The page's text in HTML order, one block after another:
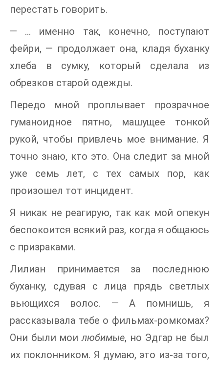
перестать говорить.
— … именно так, конечно, поступают
фейри, — продолжает она, кладя буханку
хлеба в сумку, который сделала из
обрезков старой одежды.
Передо мной проплывает прозрачное
гуманоидное пятно, машущее тонкой
рукой, чтобы привлечь мое внимание. Я
точно знаю, кто это. Она следит за мной
уже семь лет, с тех самых пор, как
произошел тот инцидент.
Я никак не реагирую, так как мой опекун
беспокоится всякий раз, когда я общаюсь
с призраками.
Лилиан принимается за последнюю
буханку, сдувая с лица прядь светлых
вьющихся волос. — А помнишь, я
рассказывала тебе о фильмах-ромкомах?
Они были моилюбимые, но Эдгар не был
их поклонником. Я думаю, это из-за того,